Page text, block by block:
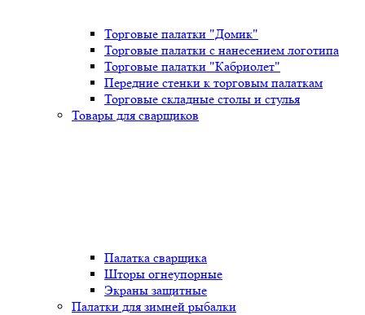
Торговые палатки "Домик"
Торговые палатки с нанесением логотипа
Торговые палатки "Кабриолет"
Передние стенки к торговым палаткам
Торговые складные столы и стулья
Товары для сварщиков
Палатка сварщика
Шторы огнеупорные
Экраны защитные
Палатки для зимней рыбалки